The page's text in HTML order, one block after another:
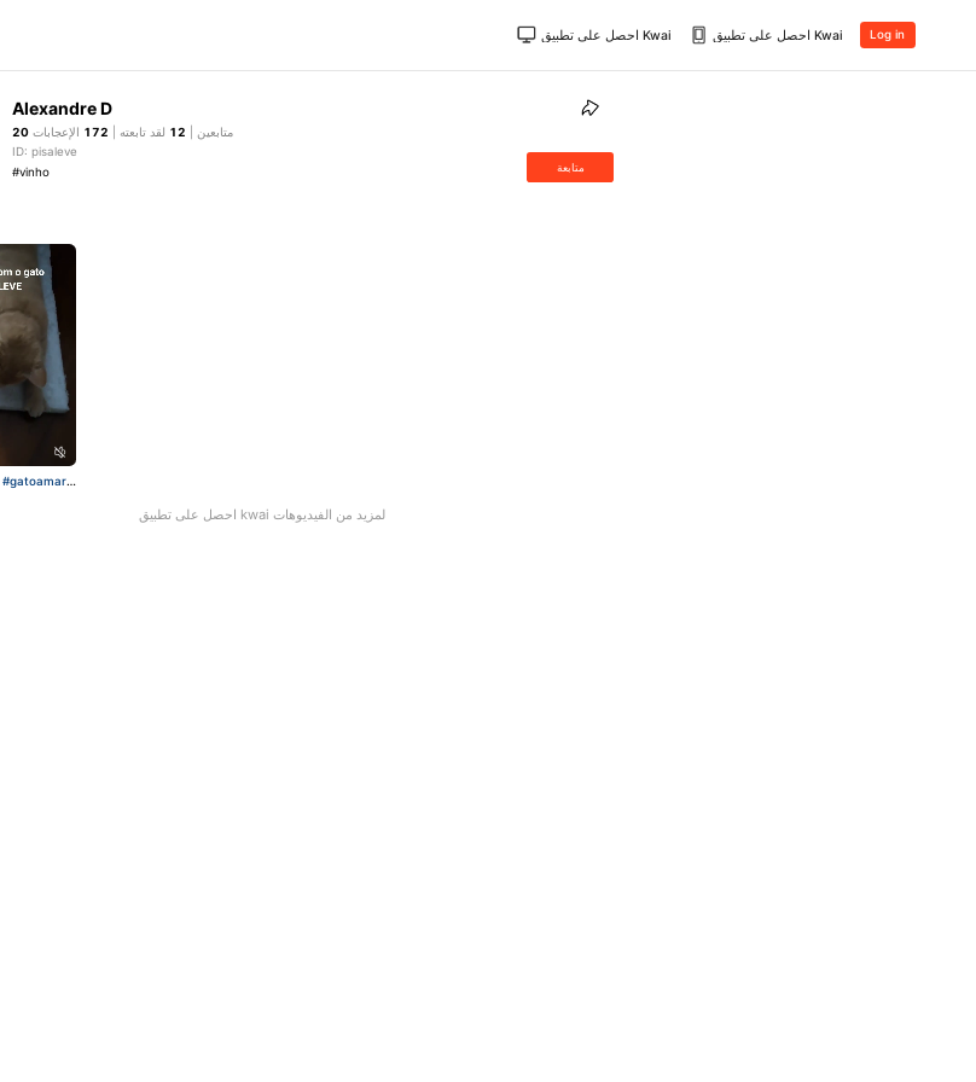
احصل على تطبيق Kwai احصل على تطبيق Kwai Log in
Alexandre D
20 متابعين | 12 لقد تابعته | 172 الإعجابات
ID: pisaleve
#vinho
متابعة
#gatoamarel
احصل على تطبيق kwai لمزيد من الفيديوهات